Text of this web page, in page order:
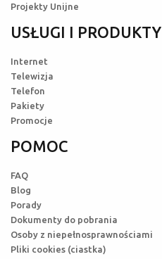
Projekty Unijne
USŁUGI I PRODUKTY
Internet
Telewizja
Telefon
Pakiety
Promocje
POMOC
FAQ
Blog
Porady
Dokumenty do pobrania
Osoby z niepełnosprawnościami
Pliki cookies (ciastka)